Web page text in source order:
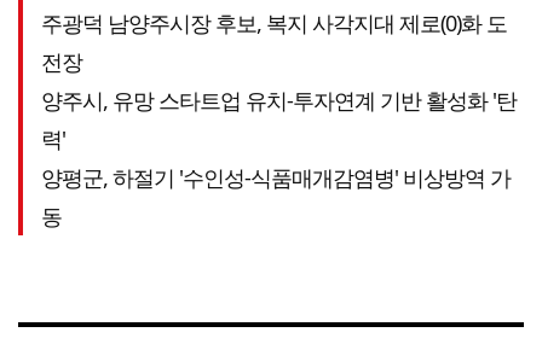
주광덕 남양주시장 후보, 복지 사각지대 제로(0)화 도
전장
양주시, 유망 스타트업 유치-투자연계 기반 활성화 '탄
력'
양평군, 하절기 '수인성-식품매개감염병' 비상방역 가
동